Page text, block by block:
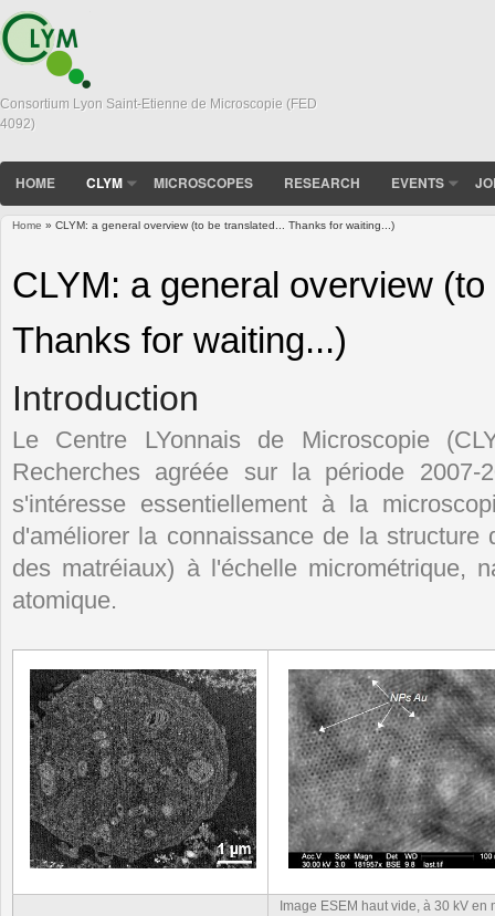
Consortium Lyon Saint-Etienne de Microscopie (FED
4092)
HOME CLYM MICROSCOPES RESEARCH EVENTS
Home » CLYM: a general overview (to be translated... Thanks for waiting...)
CLYM: a general overview
Thanks for waiting...)
Introduction
Le Centre LYonnais de Microscopie
Recherches agréée sur la période
s'intéresse essentiellement à la
d'améliorer la connaissance de la structure
des matréiaux) à l'échelle micrométrique,
atomique.
Image ESEM haut vide, à 30 kV en